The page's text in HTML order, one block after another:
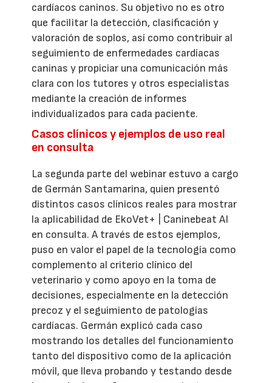
cardíacos caninos. Su objetivo no es otro
que facilitar la detección, clasificación y
valoración de soplos, así como contribuir al
seguimiento de enfermedades cardíacas
caninas y propiciar una comunicación más
clara con los tutores y otros especialistas
mediante la creación de informes
individualizados para cada paciente.
Casos clínicos y ejemplos de uso real
en consulta
La segunda parte del webinar estuvo a cargo
de Germán Santamarina, quien presentó
distintos casos clínicos reales para mostrar
la aplicabilidad de EkoVet+ | Caninebeat AI
en consulta. A través de estos ejemplos,
puso en valor el papel de la tecnología como
complemento al criterio clínico del
veterinario y como apoyo en la toma de
decisiones, especialmente en la detección
precoz y el seguimiento de patologías
cardíacas. Germán explicó cada caso
mostrando los detalles del funcionamiento
tanto del dispositivo como de la aplicación
móvil, que lleva probando y testando desde